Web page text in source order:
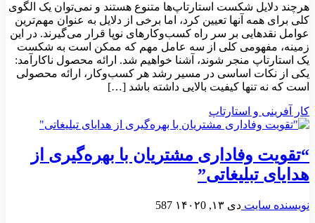
هرچند دلایل شکست استارتاپ‌ها متنوع هستند و نمی‌توان یک الگوی
کلی برای همه آنها تعیین کرد، اما برخی از دلایل به عنوان مهم‌ترین
عوامل نقدهایی بر سر راه کسب‌وکارهای نوپا قرار می‌گیرند. در این
زمینه، مفهومی کلی از سه عامل مهم که ممکن است به شکست
یک استارتاپ منجر شوند، آشنا خواهیم شد. ارائه محصول ناکارآمد:
یکی از نکات اساسی در مسیر رشد هر کسب‌وکار، ارائه محصولی
است که نه تنها کیفیت بالایی داشته باشد […]
کار آفرینی و استارتاپ
“تقویت وفاداری مشتریان با بهره‌گیری از
هدایای تبلیغاتی”
نویسنده سایت دی ۱۳, ۱۴۰۲ 0
587